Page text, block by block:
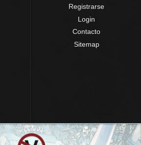
Registrarse
Login
Contacto
Sitemap